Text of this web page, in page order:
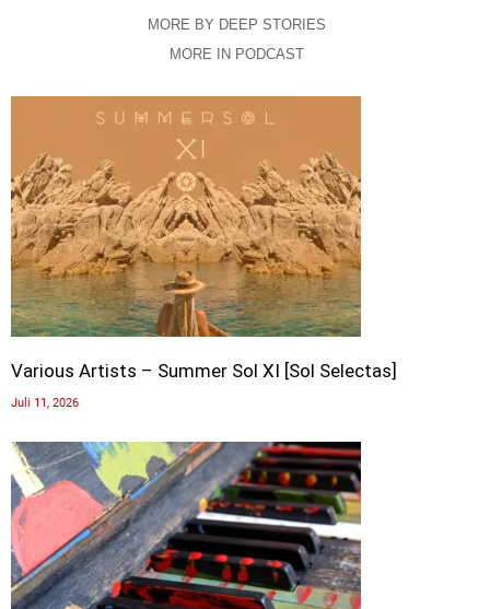
MORE BY DEEP STORIES
MORE IN PODCAST
Various Artists – Summer Sol XI [Sol Selectas]
Juli 11, 2026